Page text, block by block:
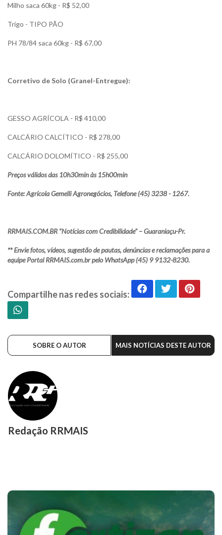
Milho saca 60kg - R$ 52,00
Trigo - TIPO PÃO
PH 78/84 saca 60kg - R$ 67,00
Corretivo de Solo (Granel-Entregue):
GESSO AGRÍCOLA - R$ 410,00
CALCÁRIO CALCÍTICO - R$ 278,00
CALCÁRIO DOLOMÍTICO - R$ 255,00
Preços válidos das 10h30min às 15h00min
Fonte: Agrícola Gemelli Agronegócios, Telefone (45) 3238 - 1267.
RRMAIS.COM.BR “Notícias com Credibilidade” – Guaraniaçu-Pr.
** Envie fotos, vídeos, sugestão de pautas, denúncias e reclamações para a
equipe Portal RRMAIS.com.br pelo WhatsApp (45) 9 9132-8230.
Compartilhe nas redes sociais:
SOBRE O AUTOR MAIS NOTÍCIAS DESTE AUTOR
Redação RRMAIS